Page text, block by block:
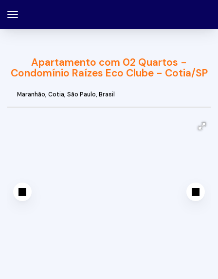
Apartamento com 02 Quartos -
Condomínio Raízes Eco Clube - Cotia/SP
Maranhão, Cotia, São Paulo, Brasil